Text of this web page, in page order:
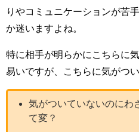
りやコミュニケーションが苦
か迷いますよね。
特に相手が明らかにこちらに
易いですが、こちらに気がつ
気がついていないのにわ
て変？